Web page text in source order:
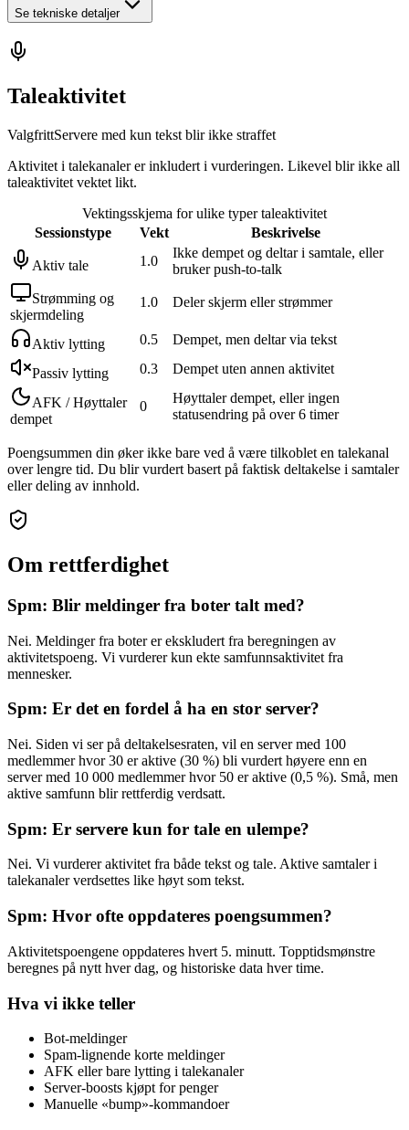
Se tekniske detaljer
Taleaktivitet
ValgfrittServere med kun tekst blir ikke straffet
Aktivitet i talekanaler er inkludert i vurderingen. Likevel blir ikke all
taleaktivitet vektet likt.
Vektingsskjema for ulike typer taleaktivitet
Sessionstype
Vekt Beskrivelse
Aktiv tale 1.0
Ikke dempet og deltar i samtale, eller
bruker push-to-talk
Strømming og
skjermdeling
1.0 Deler skjerm eller strømmer
Aktiv lytting 0.5 Dempet, men deltar via tekst
Passiv lytting 0.3 Dempet uten annen aktivitet
AFK / Høyttaler
dempet
0
Høyttaler dempet, eller ingen
statusendring på over 6 timer
Poengsummen din øker ikke bare ved å være tilkoblet en talekanal
over lengre tid. Du blir vurdert basert på faktisk deltakelse i samtaler
eller deling av innhold.
Om rettferdighet
Spm: Blir meldinger fra boter talt med?
Nei. Meldinger fra boter er ekskludert fra beregningen av
aktivitetspoeng. Vi vurderer kun ekte samfunnsaktivitet fra
mennesker.
Spm: Er det en fordel å ha en stor server?
Nei. Siden vi ser på deltakelsesraten, vil en server med 100
medlemmer hvor 30 er aktive (30 %) bli vurdert høyere enn en
server med 10 000 medlemmer hvor 50 er aktive (0,5 %). Små, men
aktive samfunn blir rettferdig verdsatt.
Spm: Er servere kun for tale en ulempe?
Nei. Vi vurderer aktivitet fra både tekst og tale. Aktive samtaler i
talekanaler verdsettes like høyt som tekst.
Spm: Hvor ofte oppdateres poengsummen?
Aktivitetspoengene oppdateres hvert 5. minutt. Topptidsmønstre
beregnes på nytt hver dag, og historiske data hver time.
Hva vi ikke teller
Bot-meldinger
Spam-lignende korte meldinger
AFK eller bare lytting i talekanaler
Server-boosts kjøpt for penger
Manuelle «bump»-kommandoer